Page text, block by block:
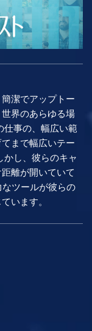
潔でアップトー
界のあらゆる場
仕事の、幅広い範
まで幅広いテー
し、彼らのキャ
離が開いていて
ツールが彼らの
います。